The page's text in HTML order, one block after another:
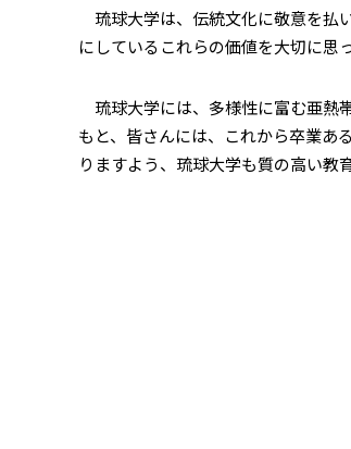
琉球大学は、伝統文化に敬意を払
にしているこれらの価値を大切に思
琉球大学には、多様性に富む亜熱
もと、皆さんには、これから卒業あ
りますよう、琉球大学も質の高い教